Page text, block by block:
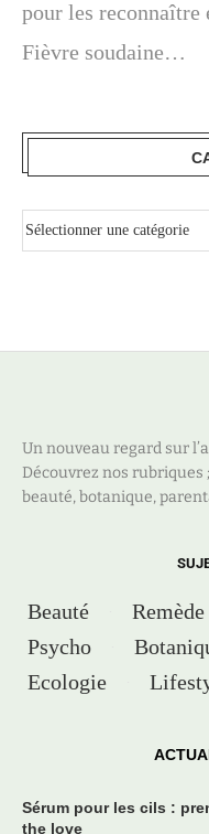
pour les
Fièvre soudaine…
Un nouveau regard sur
Découvrez nos rubriques
beauté, botanique,
Beauté Remède
Psycho
Ecologie
Sérum pour les cils :
the love